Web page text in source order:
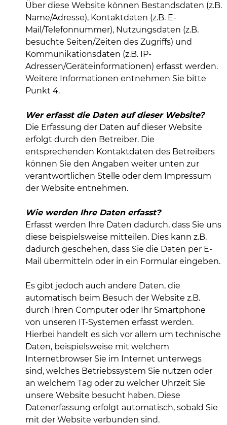
Über diese Website können Bestandsdaten (z.B.
Name/Adresse), Kontaktdaten (z.B. E-
Mail/Telefonnummer), Nutzungsdaten (z.B.
besuchte Seiten/Zeiten des Zugriffs) und
Kommunikationsdaten (z.B. IP-
Adressen/Geräteinformationen) erfasst werden.
Weitere Informationen entnehmen Sie bitte
Punkt 4.
Wer erfasst die Daten auf dieser Website?
Die Erfassung der Daten auf dieser Website
erfolgt durch den Betreiber. Die
entsprechenden Kontaktdaten des Betreibers
können Sie den Angaben weiter unten zur
verantwortlichen Stelle oder dem Impressum
der Website entnehmen.
Wie werden Ihre Daten erfasst?
Erfasst werden Ihre Daten dadurch, dass Sie uns
diese beispielsweise mitteilen. Dies kann z.B.
dadurch geschehen, dass Sie die Daten per E-
Mail übermitteln oder in ein Formular eingeben.
Es gibt jedoch auch andere Daten, die
automatisch beim Besuch der Website z.B.
durch Ihren Computer oder Ihr Smartphone
von unseren IT-Systemen erfasst werden.
Hierbei handelt es sich vor allem um technische
Daten, beispielsweise mit welchem
Internetbrowser Sie im Internet unterwegs
sind, welches Betriebssystem Sie nutzen oder
an welchem Tag oder zu welcher Uhrzeit Sie
unsere Website besucht haben. Diese
Datenerfassung erfolgt automatisch, sobald Sie
mit der Website verbunden sind.